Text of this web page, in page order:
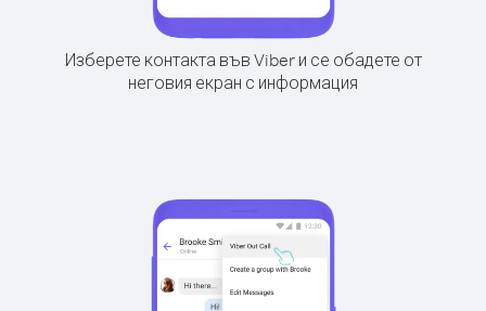
Изберете контакта във Viber и се обадете от
неговия екран с информация